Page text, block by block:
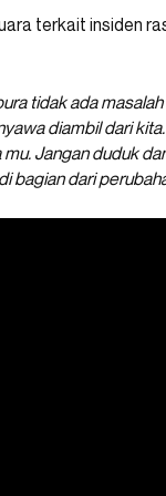
terkait insiden
tidak ada
diambil dari
Jangan duduk
bagian dari